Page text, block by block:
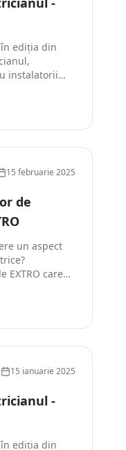
în ediția din
instalatorii
15 februarie 2025
de
un aspect
EXTRO care
15 ianuarie 2025
-
în ediția din